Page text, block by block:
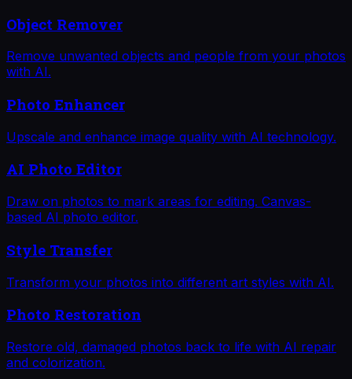
Object Remover
Remove unwanted objects and people from your photos
with AI.
Photo Enhancer
Upscale and enhance image quality with AI technology.
AI Photo Editor
Draw on photos to mark areas for editing. Canvas-
based AI photo editor.
Style Transfer
Transform your photos into different art styles with AI.
Photo Restoration
Restore old, damaged photos back to life with AI repair
and colorization.